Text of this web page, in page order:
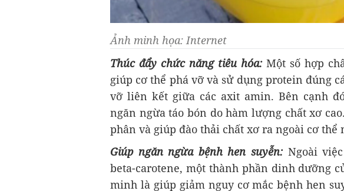
Ảnh minh họa: Internet
Thúc đẩy chức năng tiêu hóa:Một số hợp
giúp cơ thể phá vỡ và sử dụng protein đúng
vỡ liên kết giữa các axit amin. Bên cạnh
ngăn ngừa táo bón do hàm lượng chất xơ
phân và giúp đào thải chất xơ ra ngoài cơ thể
Giúp ngăn ngừa bệnh hen suyễn: Ngoài
beta-carotene, một thành phần dinh dưỡng
minh là giúp giảm nguy cơ mắc bệnh hen